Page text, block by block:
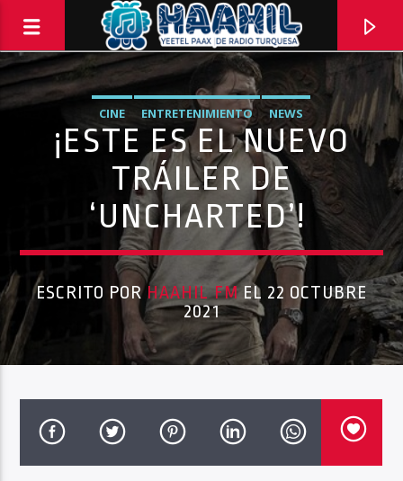
PROGRAMA ACTUAL
PASAPORTE MUNDIAL
CINE ENTRETENIMIENTO NEWS
¡ESTE ES EL NUEVO
TRÁILER DE
‘UNCHARTED’!
ESCRITO PORHAAHIL FMEL 22 OCTUBRE
2021